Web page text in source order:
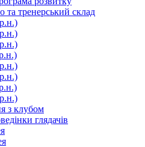
та тренерський склад
з клубом
глядачів